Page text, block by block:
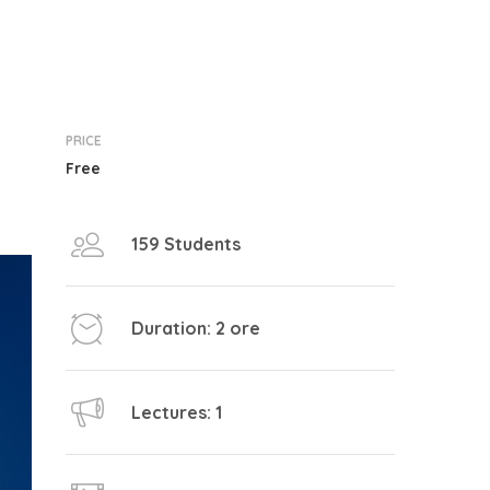
PRICE
Free
159 Students
Duration: 2 ore
Lectures: 1